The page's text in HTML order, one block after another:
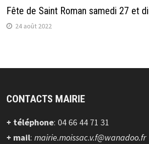
Fête de Saint Roman samedi 27 et
24 août 2022
CONTACTS MAIRIE
+ téléphone: 04 66 44 71 31
+ mail: mairie.moissac.v.f@wanadoo.fr